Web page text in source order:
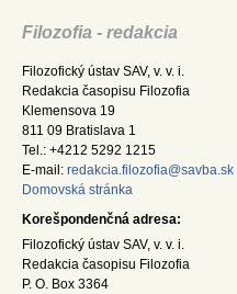
Filozofia - redakcia
Filozofický ústav SAV, v. v. i.
Redakcia časopisu Filozofia
Klemensova 19
811 09 Bratislava 1
Tel.: +4212 5292 1215
E-mail: redakcia.filozofia@savba.sk
Domovská stránka
Korešpondenčná adresa:
Filozofický ústav SAV, v. v. i.
Redakcia časopisu Filozofia
P. O. Box 3364